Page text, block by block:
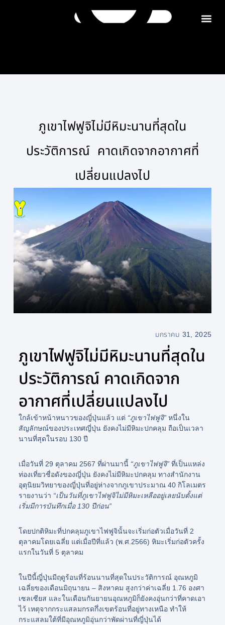
ภูเขาไฟฟูจิไม่มีหิมะนานที่สุดใน
ประวัติการณ์ คาดเกิดจากอากาศที่
เปลี่ยนแปลงไป
มกราคม 31, 2025
ภูเขาไฟฟูจิไม่มีหิมะนานที่สุดใน
ประวัติการณ์ คาดเกิดจาก
อากาศที่เปลี่ยนแปลงไป
ใกล้เข้าหน้าหนาวของญี่ปุ่นแล้ว แต่ “ภูเขาไฟฟูจิ” หนึ่งใน
สัญลักษณ์ของประเทศญี่ปุ่น ยังคงไม่มีหิมะปกคลุม ถือเป็นเวลา
นานที่สุดในรอบ 130 ปี
เมื่อวันที่ 29 ตุลาคม 2567 ที่ผ่านมานี้ “ภูเขาไฟฟูจิ” ที่เป็นแหล่ง
ท่องเที่ยวชื่อดังของญี่ปุ่น ยังคงไม่มีหิมะปกคลุม ทางสำนักงาน
อุตุนิยมวิทยาของญี่ปุ่นที่อยู่ห่างจากภูเขาประมาณ 40 กิโลเมตร
รายงานว่า “เป็นวันที่ภูเขาไฟฟูจิไม่มีหิมะเหลืออยู่เลยนับตั้งแต่
เริ่มมีการบันทึกเมื่อ 130 ปีก่อน”
โดยปกติหิมะที่ปกคลุมภูเขาไฟฟูจินั้นจะเริ่มก่อตัวเมื่อวันที่ 2
ตุลาคมโดยเฉลี่ย แต่เมื่อปีที่แล้ว (พ.ศ.2566) หิมะเริ่มก่อตัวครั้ง
แรกในวันที่ 5 ตุลาคม
ในปีนี้ญี่ปุ่นมีฤดูร้อนที่ร้อนนานที่สุดในประวัติการณ์ อุณหภูมิ
เฉลี่ยของเดือนมิถุนายน – สิงหาคม สูงกว่าค่าเฉลี่ย 1.76 องศา
เซลเซียส และในเดือนกันยายนอุณหภูมิก็ยังคงอุ่นกว่าที่คาดเอา
ไว้ เหตุจากกระแสลมกรดกึ่งเขตร้อนที่อยู่ทางเหนือ ทำให้
กระแสลมใต้ที่มีอุณหภูมิอุ่นกว่าพัดผ่านที่ญี่ปุ่นได้